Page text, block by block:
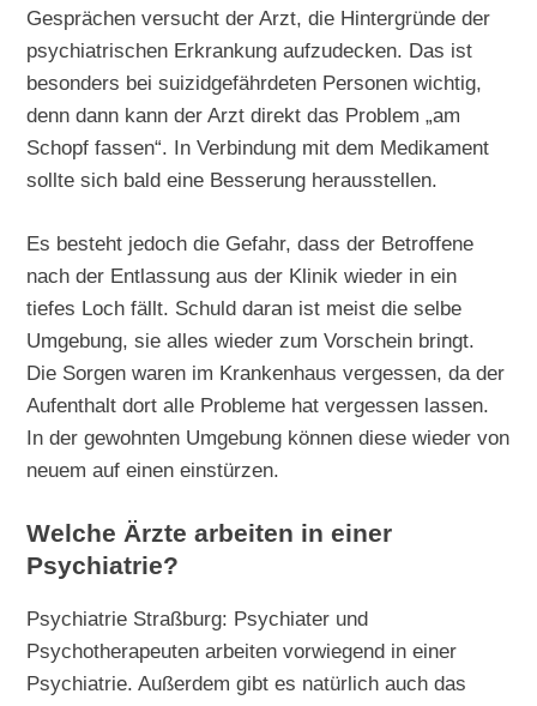
Gesprächen versucht der Arzt, die Hintergründe der
psychiatrischen Erkrankung aufzudecken. Das ist
besonders bei suizidgefährdeten Personen wichtig,
denn dann kann der Arzt direkt das Problem „am
Schopf fassen“. In Verbindung mit dem Medikament
sollte sich bald eine Besserung herausstellen.
Es besteht jedoch die Gefahr, dass der Betroffene
nach der Entlassung aus der Klinik wieder in ein
tiefes Loch fällt. Schuld daran ist meist die selbe
Umgebung, sie alles wieder zum Vorschein bringt.
Die Sorgen waren im Krankenhaus vergessen, da der
Aufenthalt dort alle Probleme hat vergessen lassen.
In der gewohnten Umgebung können diese wieder von
neuem auf einen einstürzen.
Welche Ärzte arbeiten in einer
Psychiatrie?
Psychiatrie Straßburg: Psychiater und
Psychotherapeuten arbeiten vorwiegend in einer
Psychiatrie. Außerdem gibt es natürlich auch das